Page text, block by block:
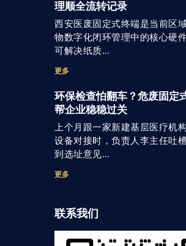
理顺全流转记录
西安医废固定式终端是当前区
物数字化闭环管理中的核心硬
可解决纸质…
更多
环保检查怕翻车？危废固定
帮企业稳稳过关
上个月跟一家新建基层医疗机
设备对接时，负责人李主任吐
到选址意见…
更多
联系我们